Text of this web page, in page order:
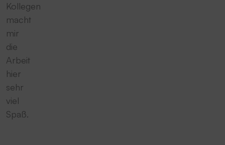
Kollegen
macht
mir
die
Arbeit
hier
sehr
viel
Spaß.